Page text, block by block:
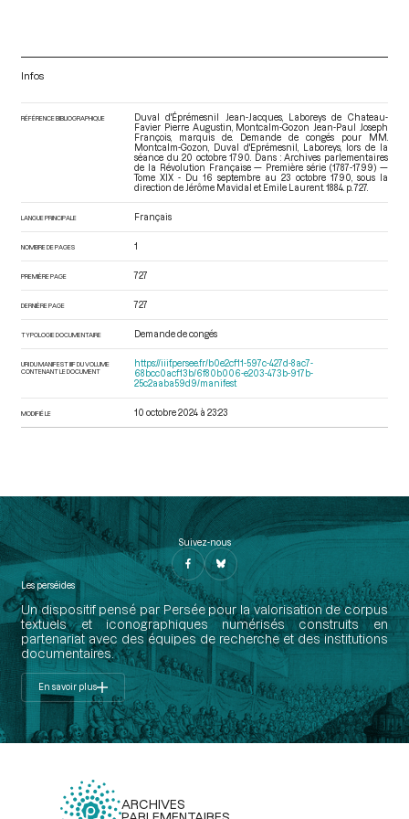
Infos
RÉFÉRENCE BIBLIOGRAPHIQUE
Duval d'Éprémesnil Jean-Jacques, Laboreys de Chateau-
Favier Pierre Augustin, Montcalm-Gozon Jean-Paul Joseph
François, marquis de. Demande de congés pour MM.
Montcalm-Gozon, Duval d'Eprémesnil, Laboreys, lors de la
séance du 20 octobre 1790. Dans : Archives parlementaires
de la Révolution Française — Première série (1787-1799) —
Tome XIX - Du 16 septembre au 23 octobre 1790 , sous la
direction de Jérôme Mavidal et Emile Laurent. 1884. p. 727.
LANGUE PRINCIPALE Français
NOMBRE DE PAGES 1
PREMIÈRE PAGE 727
DERNIÈRE PAGE 727
TYPOLOGIE DOCUMENTAIRE Demande de congés
URI DU MANIFEST IIIF DU VOLUME
CONTENANT LE DOCUMENT
https://iiif.persee.fr/b0e2cf11-597c-427d-8ac7-
68bcc0acf13b/6f80b006-e203-473b-917b-
25c2aaba59d9/manifest
MODIFIÉ LE 10 octobre 2024 à 23:23
Suivez-nous
Les perséides
Un dispositif pensé par Persée pour la valorisation de corpus
textuels et iconographiques numérisés construits en
partenariat avec des équipes de recherche et des institutions
documentaires.
En savoir plus
ARCHIVES